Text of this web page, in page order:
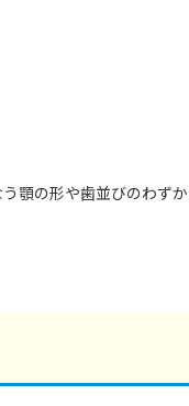
顎の形や歯並びのわず